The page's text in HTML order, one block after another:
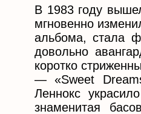
В 1983 году
мгновенно
альбома, стала
довольно
коротко
— «Sweet
Леннокс
знаменитая